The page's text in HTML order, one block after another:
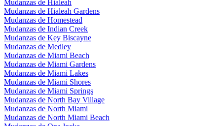
Mudanzas de Hialeah
Mudanzas de Hialeah Gardens
Mudanzas de Homestead
Mudanzas de Indian Creek
Mudanzas de Key Biscayne
Mudanzas de Medley
Mudanzas de Miami Beach
Mudanzas de Miami Gardens
Mudanzas de Miami Lakes
Mudanzas de Miami Shores
Mudanzas de Miami Springs
Mudanzas de North Bay Village
Mudanzas de North Miami
Mudanzas de North Miami Beach